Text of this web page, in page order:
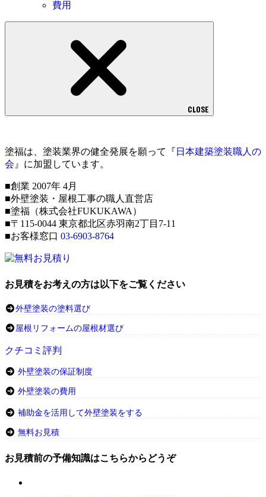
費用
CLOSE
塗福は、塗装業界の健全発展を願って『 日本建築塗装職人の
会』に加盟しています。
■創業 2007年 4月
■外壁塗装・屋根工事の職人直営店
■塗福（株式会社FUKUKAWA）
■〒115-0044 東京都北区赤羽南2丁目7-11
■お客様窓口 03-6903-8764
お見積をお考えの方は以下をご覧ください
外壁塗装の塗料選び
屋根リフォームの屋根材選び
クチコミ評判
外壁塗装の保証制度
外壁塗装の費用
補助金を活用して外壁塗装をする
無料お見積
お見積前の予備知識はこちらからどうぞ